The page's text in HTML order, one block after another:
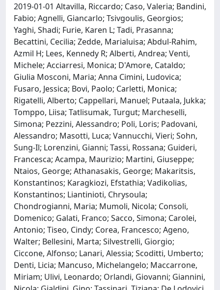
2019-01-01 Altavilla, Riccardo; Caso, Valeria; Bandini,
Fabio; Agnelli, Giancarlo; Tsivgoulis, Georgios;
Yaghi, Shadi; Furie, Karen L; Tadi, Prasanna;
Becattini, Cecilia; Zedde, Marialuisa; Abdul-Rahim,
Azmil H; Lees, Kennedy R; Alberti, Andrea; Venti,
Michele; Acciarresi, Monica; D'Amore, Cataldo;
Giulia Mosconi, Maria; Anna Cimini, Ludovica;
Fusaro, Jessica; Bovi, Paolo; Carletti, Monica;
Rigatelli, Alberto; Cappellari, Manuel; Putaala, Jukka;
Tomppo, Liisa; Tatlisumak, Turgut; Marcheselli,
Simona; Pezzini, Alessandro; Poli, Loris; Padovani,
Alessandro; Masotti, Luca; Vannucchi, Vieri; Sohn,
Sung-Il; Lorenzini, Gianni; Tassi, Rossana; Guideri,
Francesca; Acampa, Maurizio; Martini, Giuseppe;
Ntaios, George; Athanasakis, George; Makaritsis,
Konstantinos; Karagkiozi, Efstathia; Vadikolias,
Konstantinos; Liantinioti, Chrysoula;
Chondrogianni, Maria; Mumoli, Nicola; Consoli,
Domenico; Galati, Franco; Sacco, Simona; Carolei,
Antonio; Tiseo, Cindy; Corea, Francesco; Ageno,
Walter; Bellesini, Marta; Silvestrelli, Giorgio;
Ciccone, Alfonso; Lanari, Alessia; Scoditti, Umberto;
Denti, Licia; Mancuso, Michelangelo; Maccarrone,
Miriam; Ulivi, Leonardo; Orlandi, Giovanni; Giannini,